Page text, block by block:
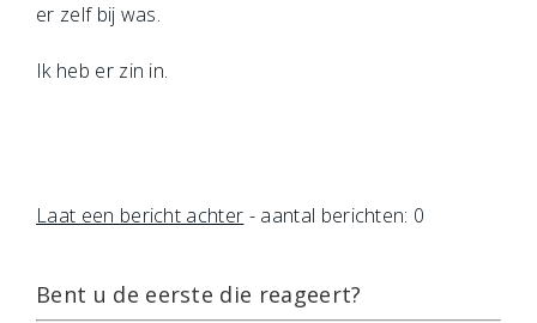
er zelf bij was.
Ik heb er zin in.
Laat een bericht achter - aantal berichten: 0
Bent u de eerste die reageert?